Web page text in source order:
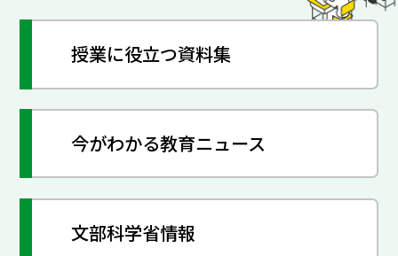
授業に役立つ資料集
今がわかる教育ニュース
文部科学省情報